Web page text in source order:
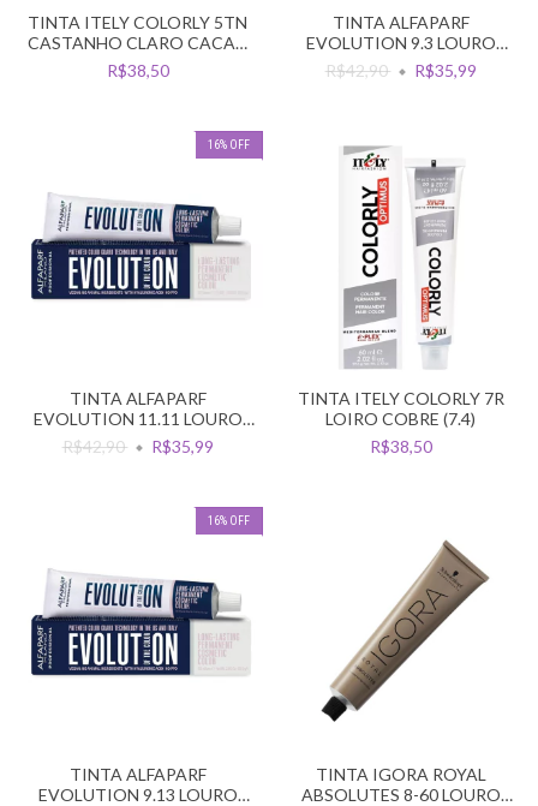
TINTA ITELY COLORLY 5TN
CASTANHO CLARO CACAU
5.7
R$38,50
TINTA ALFAPARF
EVOLUTION 9.3 LOURO
CLARISSIMO DOURADO
R$42,90 R$35,99
16% OFF
TINTA ALFAPARF
EVOLUTION 11.11 LOURO
PLATINA CINZA INTENSO
R$42,90 R$35,99
TINTA ITELY COLORLY 7R
LOIRO COBRE (7.4)
R$38,50
16% OFF
TINTA ALFAPARF
EVOLUTION 9.13 LOURO
TINTA IGORA ROYAL
ABSOLUTES 8-60 LOURO